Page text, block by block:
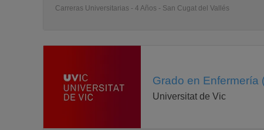
Carreras Universitarias - 4 Años - San Cugat del Vallés
Grado en Enfermería
Universitat de Vic